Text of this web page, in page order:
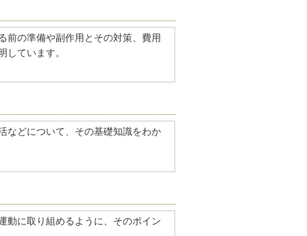
前の準備や副作用とその対策、費用
しています。
などについて、その基礎知識をわか
動に取り組めるように、そのポイン